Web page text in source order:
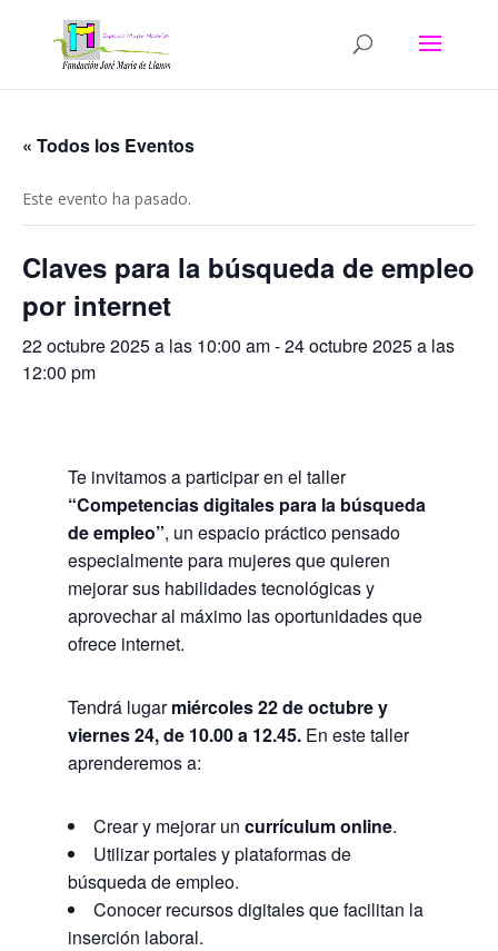
« Todos los Eventos
Este evento ha pasado.
Claves para la búsqueda de empleo
por internet
22 octubre 2025 a las 10:00 am-24 octubre 2025 a las
12:00 pm
Te invitamos a participar en el taller
“Competencias digitales para la búsqueda
de empleo”, un espacio práctico pensado
especialmente para mujeres que quieren
mejorar sus habilidades tecnológicas y
aprovechar al máximo las oportunidades que
ofrece internet.
Tendrá lugarmiércoles 22 de octubre y
viernes 24, de 10.00 a 12.45. En este taller
aprenderemos a:
Crear y mejorar un currículum online.
Utilizar portales y plataformas de
búsqueda de empleo.
Conocer recursos digitales que facilitan la
inserción laboral.